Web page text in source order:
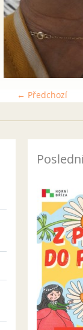
← Předchozí